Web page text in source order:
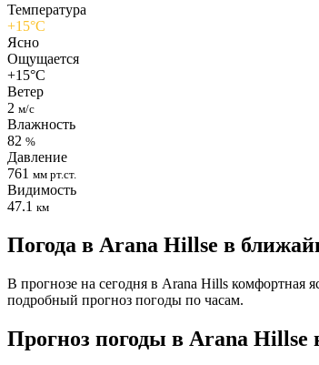
Температура
+15°C
Ясно
Ощущается
+15°C
Ветер
2 м/с
Влажность
82 %
Давление
761 мм рт.ст.
Видимость
47.1 км
Погода в Arana Hillsе в
В прогнозе на сегодня в Arana Hills комфортная
подробный прогноз погоды по часам.
Прогноз погоды в Arana Hillsе